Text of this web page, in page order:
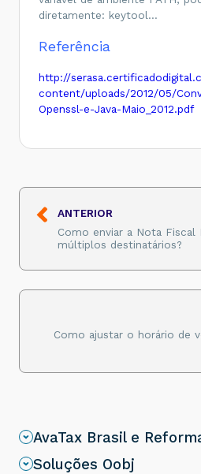
diretamente: keytool…
Referência
http://
content/uploads/2012/05/
Openssl-e-Java-Maio_2012.pdf
ANTERIOR
Como enviar a Nota Fiscal
múltiplos destinatários?
Como ajustar o horário de
AvaTax Brasil e
Soluções Oobj